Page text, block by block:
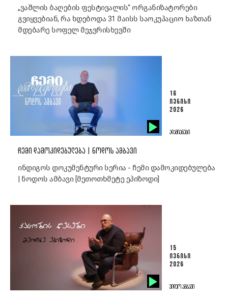
„ვაშლის ბაღების ფესტივალის“ ორგანიზატორები
გვიყვებიან, რა ხდებოდა 31 მაისს საოკუპაციო ხაზთან
მდებარე სოფელ მეჯვრისხევში
16
ᲘᲕᲜᲘᲡᲘ
2026
ᲐᲓᲐᲛᲘᲐᲜᲔᲑᲘ
ᲩᲔᲛᲘ ᲓᲐᲛᲝᲙᲘᲓᲔᲑᲣᲚᲔᲑᲐ | ᲜᲝᲓᲝᲡ ᲐᲛᲑᲐᲕᲘ
ინდიგოს დოკუმენტური სერია - ჩემი დამოკიდებულება
| ნოდოს ამბავი [მეთოთხმეტე ეპიზოდი]
15
ᲘᲕᲜᲘᲡᲘ
2026
ᲕᲘᲓᲔᲝ ᲐᲛᲑᲐᲕᲘ